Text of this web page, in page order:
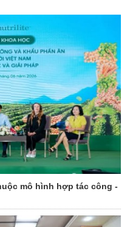
mô hình hợp tác công -